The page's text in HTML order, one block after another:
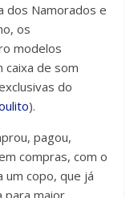
dos Namorados e
os
modelos
caixa de som
do
).
pagou,
compras, com o
um copo, que já
para maior